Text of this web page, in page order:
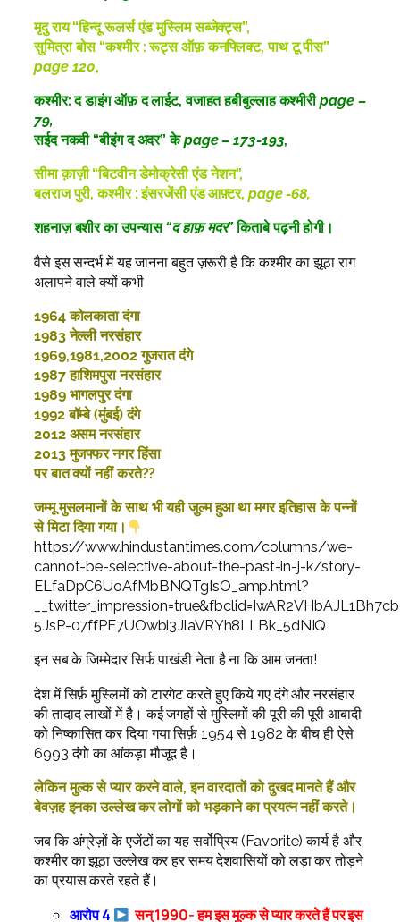
मृदु राय “हिन्दू रूलर्स एंड मुस्लिम सब्जेक्ट्स”,
सुमित्रा बोस “कश्मीर : रूट्स ऑफ़ कनफ्लिक्ट, पाथ टू पीस”
page 120,
कश्मीर: द डाइंग ऑफ़ द लाईट, वजाहत हबीबुल्लाह कश्मीरीpage –
79,
सईद नकवी “बीइंग द अदर” केpage – 173-193,
सीमा क़ाज़ी “बिटवीन डेमोक्रेसी एंड नेशन”,
बलराज पुरी, कश्मीर : इंसरजेंसी एंड आफ़्टर, page -68,
शहनाज़ बशीर का उपन्यास“द हाफ़ मदर”किताबे पढ़नी होगी।
वैसे इस सन्दर्भ में यह जानना बहुत ज़रूरी है कि कश्मीर का झूठा राग
अलापने वाले क्यों कभी
1964 कोलकाता दंगा
1983 नेल्ली नरसंहार
1969,1981,2002 गुजरात दंगे
1987 हाशिमपुरा नरसंहार
1989 भागलपुर दंगा
1992 बॉम्बे (मुंबई) दंगे
2012 असम नरसंहार
2013 मुजफ्फर नगर हिंसा
पर बात क्यों नहीं करते??
जम्मू मुसलमानों के साथ भी यही जुल्म हुआ था मगर इतिहास के पन्नों
से मिटा दिया गया।
https://www.hindustantimes.com/columns/we-
cannot-be-selective-about-the-past-in-j-k/story-
ELfaDpC6UoAfMbBNQTgIsO_amp.html?
5JsP-07ffPE7UOwbi3JlaVRYh8LLBk_5dNIQ
इन सब के जिम्मेदार सिर्फ पाखंडी नेता है ना कि आम जनता!
देश में सिर्फ़ मुस्लिमों को टारगेट करते हुए किये गए दंगे और नरसंहार
की तादाद लाखों में है। कई जगहों से मुस्लिमों की पूरी की पूरी आबादी
को निष्कासित कर दिया गया सिर्फ़ 1954 से 1982 के बीच ही ऐसे
6993 दंगो का आंकड़ा मौजूद है।
लेकिन मुल्क से प्यार करने वाले, इन वारदातों को दुखद मानते हैं और
बेवज़ह इनका उल्लेख कर लोगों को भड़काने का प्रयत्न नहीं करते।
जब कि अंग्रेज़ों के एजेंटों का यह सर्वोप्रिय (Favorite) कार्य है और
कश्मीर का झूठा उल्लेख कर हर समय देशवासियों को लड़ा कर तोड़ने
का प्रयास करते रहते हैं।
आरोप 4
सन् 1990- हम इस मुल्क से प्यार करते हैं पर इस